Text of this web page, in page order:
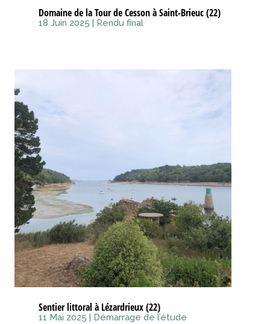
Domaine de la Tour de Cesson à Saint-Brieuc (22)
18 Juin 2025 | Rendu final
Sentier littoral à Lézardrieux (22)
11 Mai 2025 | Démarrage de l’étude